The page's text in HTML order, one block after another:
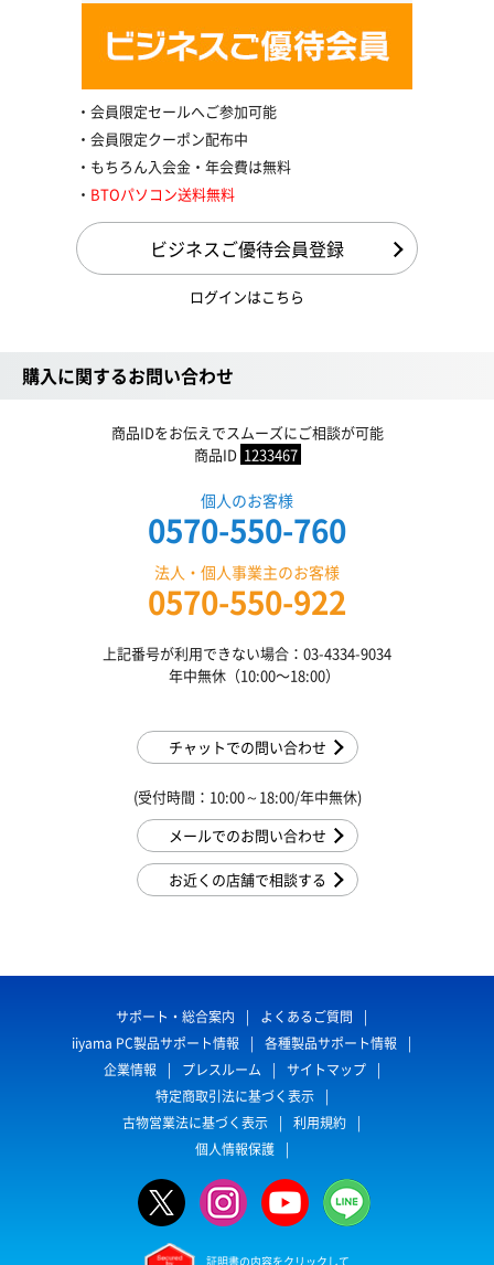
会員限定セールへご参加可能
会員限定クーポン配布中
もちろん入会金・年会費は無料
BTOパソコン送料無料
ビジネスご優待会員登録
ログインはこちら
購入に関するお問い合わせ
商品IDをお伝えでスムーズにご相談が可能
商品ID 1233467
個人のお客様
0570-550-760
法人・個人事業主のお客様
0570-550-922
上記番号が利用できない場合：03-4334-9034
年中無休（10:00〜18:00）
チャットでの問い合わせ
(受付時間：10:00～18:00/年中無休)
メールでのお問い合わせ
お近くの店舗で相談する
サポート・総合案内
よくあるご質問
iiyama PC製品サポート情報
各種製品サポート情報
企業情報
プレスルーム
サイトマップ
特定商取引法に基づく表示
古物営業法に基づく表示
利用規約
個人情報保護
証明書の内容をクリックして